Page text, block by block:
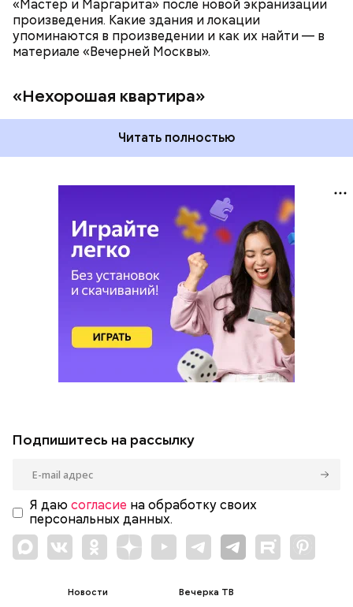
«Мастер и Маргарита» после новой экранизации
произведения. Какие здания и локации
упоминаются в произведении и как их найти — в
материале «Вечерней Москвы».
«Нехорошая квартира»
Читать полностью
Подпишитесь на рассылку
Я даю согласие на обработку своих
персональных данных.
Новости
Вечерка ТВ